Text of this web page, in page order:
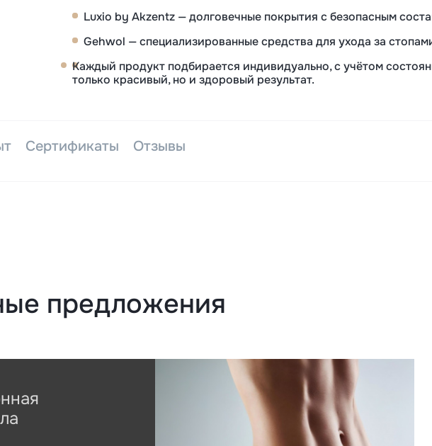
Luxio by Akzentz — долговечные покрытия с безопасным
Gehwol — специализированные средства для ухода за
Каждый продукт подбирается индивидуально, с учётом
только красивый, но и здоровый результат.
Сертификаты Отзывы
предложения